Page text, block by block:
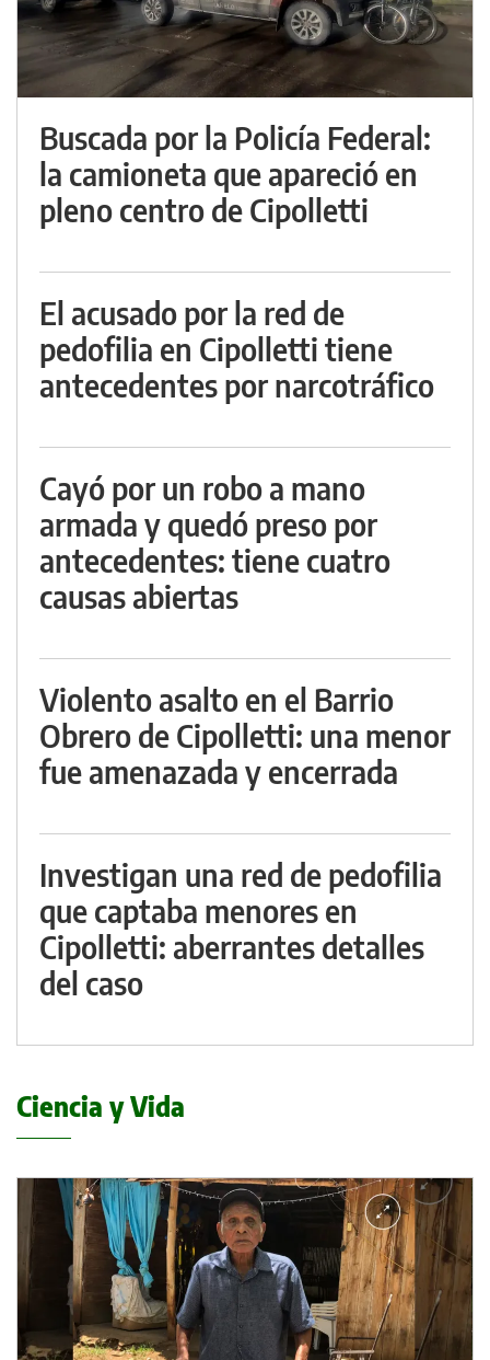
Buscada por la Policía Federal:
la camioneta que apareció en
pleno centro de Cipolletti
El acusado por la red de
pedofilia en Cipolletti tiene
antecedentes por narcotráfico
Cayó por un robo a mano
armada y quedó preso por
antecedentes: tiene cuatro
causas abiertas
Violento asalto en el Barrio
Obrero de Cipolletti: una menor
fue amenazada y encerrada
Investigan una red de pedofilia
que captaba menores en
Cipolletti: aberrantes detalles
del caso
Ciencia y Vida